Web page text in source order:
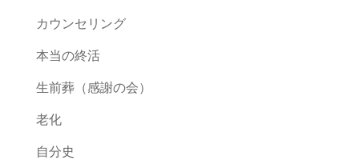
カウンセリング
本当の終活
生前葬（感謝の会）
老化
自分史